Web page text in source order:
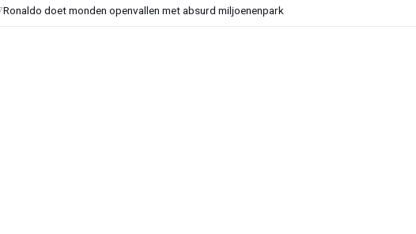
Ronaldo doet monden openvallen met absurd miljoenenpark